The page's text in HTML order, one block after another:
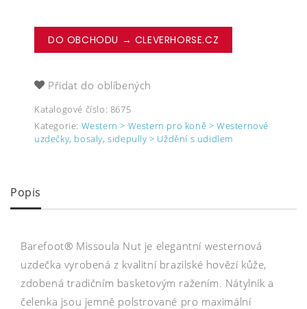
DO OBCHODU → CLEVERHORSE.CZ
Přidat do oblíbených
Katalogové číslo: 8675
Kategorie: Western > Western pro koně > Westernové
uzdečky, bosaly, sidepully > Uždění s udidlem
Popis
Barefoot® Missoula Nut je elegantní westernová
uzdečka vyrobená z kvalitní brazilské hovězí kůže,
zdobená tradičním basketovým ražením. Nátylník a
čelenka jsou jemně polstrované pro maximální